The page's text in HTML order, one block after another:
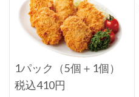
1パック（5個＋1個）
税込410円